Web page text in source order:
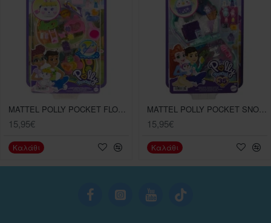
MATTEL POLLY POCKET FLOWER GARDEN BUNNY COMPACT
15,95€
Καλάθι
MATTEL POLLY POCKET SNOW SWEET PENGUIN COMPACT
15,95€
Καλάθι